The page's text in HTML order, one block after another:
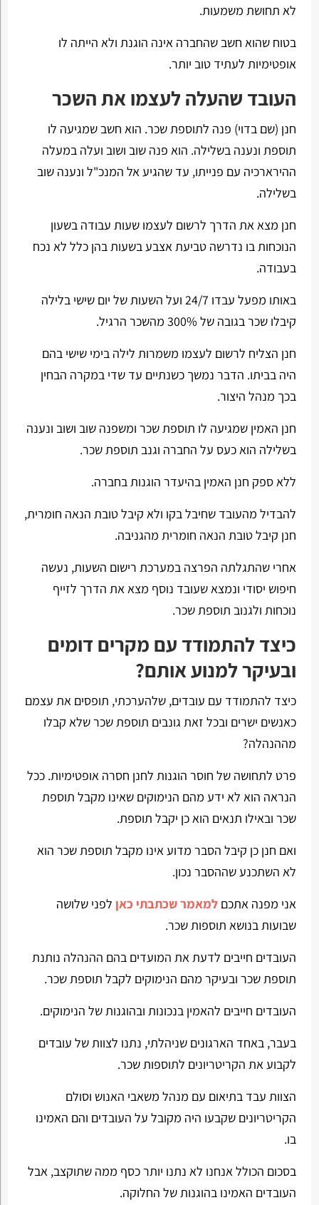
לא תחושת משמעות.
בטוח שהוא חשב שהחברה אינה הוגנת ולא הייתה לו
אופטימיות לעתיד טוב יותר.
העובד שהעלה לעצמו את השכר
חנן (שם בדוי) פנה לתוספת שכר. הוא חשב שמגיעה לו
תוספת ונענה בשלילה. הוא פנה שוב ושוב ועלה במעלה
ההירארכיה עם פנייתו, עד שהגיע אל המנכ"ל ונענה שוב
בשלילה.
חנן מצא את הדרך לרשום לעצמו שעות עבודה בשעון
הנוכחות בו נדרשה טביעת אצבע בשעות בהן כלל לא נכח
בעבודה.
באותו מפעל עבדו 24/7 ועל השעות של יום שישי בלילה
קיבלו שכר בגובה של 300% מהשכר הרגיל.
חנן הצליח לרשום לעצמו משמרות לילה בימי שישי בהם
היה בביתו. הדבר נמשך כשנתיים עד שדי במקרה הבחין
בכך מנהל היצור.
חנן האמין שמגיעה לו תוספת שכר ומשפנה שוב ושוב ונענה
בשלילה הוא כעס על החברה וגנב תוספת שכר.
ללא ספק חנן האמין בהיעדר הוגנות בחברה.
להבדיל מהעובד שחיבל בקו ולא קיבל טובת הנאה חומרית,
חנן קיבל טובת הנאה חומרית מהגניבה.
אחרי שהתגלתה הפרצה במערכת רישום השעות, נעשה
חיפוש יסודי ונמצא שעובד נוסף מצא את הדרך לזייף
נוכחות ולגנוב תוספת שכר.
כיצד להתמודד עם מקרים דומים
ובעיקר למנוע אותם?
כיצד להתמודד עם עובדים, שלהערכתי, תופסים את עצמם
כאנשים ישרים ובכל זאת גונבים תוספת שכר שלא קבלו
מההנהלה?
פרט לתחושה של חוסר הוגנות לחנן חסרה אופטימיות. ככל
הנראה הוא לא ידע מהם הנימוקים שאינו מקבל תוספת
שכר ובאילו תנאים הוא כן יקבל תוספת.
ואם חנן כן קיבל הסבר מדוע אינו מקבל תוספת שכר הוא
לא השתכנע שההסבר נכון.
אני מפנה אתכם למאמר שכתבתי כאן לפני שלושה
שבועות בנושא תוספות שכר.
העובדים חייבים לדעת את המועדים בהם ההנהלה נותנת
תוספת שכר ובעיקר מהם הנימוקים לקבל תוספת שכר.
העובדים חייבים להאמין בנכונות ובהוגנות של הנימוקים.
בעבר, באחד הארגונים שניהלתי, נתנו לצוות של עובדים
לקבוע את הקריטריונים לתוספות שכר.
הצוות עבד בתיאום עם מנהל משאבי האנוש וסולם
הקריטריונים שקבעו היה מקובל על העובדים והם האמינו
בו.
בסכום הכולל אנחנו לא נתנו יותר כסף ממה שתוקצב, אבל
העובדים האמינו בהוגנות של החלוקה.